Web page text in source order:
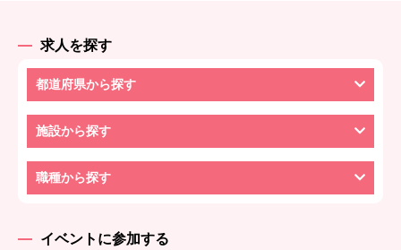
求人を探す
都道府県から探す
施設から探す
職種から探す
イベントに参加する